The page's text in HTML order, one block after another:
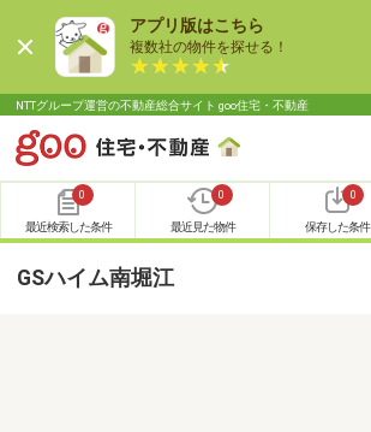
アプリ版はこちら
複数社の物件を探せる！
NTTグループ運営の不動産総合サイト goo住宅・不動産
0
最近検索した条件
0
最近見た物件
0
保存した条件
GSハイム南堀江